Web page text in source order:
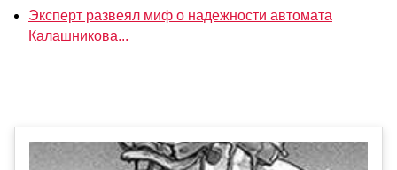
Эксперт развеял миф о надежности автомата
Калашникова...